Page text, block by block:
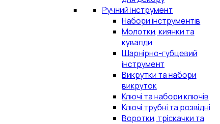
Ручний інструмент
Набори інструментів
Молотки, киянки та
кувалди
Шарнірно-губцевий
інструмент
Викрутки та набори
викруток
Ключі та набори ключів
Ключі трубні та розвідні
Воротки, тріскачки та